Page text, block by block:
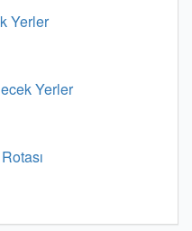
Yerler
Yerler